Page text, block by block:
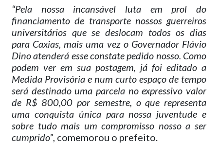
“Pela nossa incansável luta em prol do
financiamento de transporte nossos guerreiros
universitários que se deslocam todos os dias
para Caxias, mais uma vez o Governador Flávio
Dino atenderá esse constate pedido nosso. Como
podem ver em sua postagem, já foi editado a
Medida Provisória e num curto espaço de tempo
será destinado uma parcela no expressivo valor
de R$ 800,00 por semestre, o que representa
uma conquista única para nossa juventude e
sobre tudo mais um compromisso nosso a ser
cumprido”, comemorou o prefeito.